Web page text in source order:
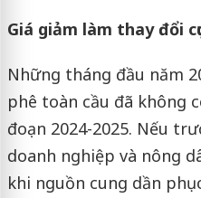
Giá giảm làm thay đổi
Những tháng đầu năm
phê toàn cầu đã không
đoạn 2024-2025. Nếu
doanh nghiệp và nông
khi nguồn cung dần